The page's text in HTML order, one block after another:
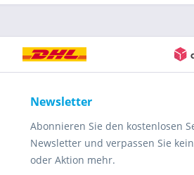
Newsletter
Abonnieren Sie den kostenlosen
Newsletter und verpassen Sie
oder Aktion mehr.